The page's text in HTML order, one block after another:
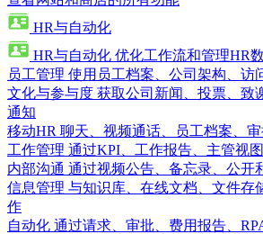
HR与自动化
HR与自动化 优化工作流和管理HR
员工管理 使用员工档案、公司架构、访
文化与参与度 获取公司新闻、投票、致
通知
移动HR 聊天、视频通话、员工档案、
工作管理 通过KPI、工作报告、主管视
内部沟通 通过视频公告、备忘录、公开
信息管理 与知识库、在线文档、文件存
作
自动化 通过请求、审批、费用报告、